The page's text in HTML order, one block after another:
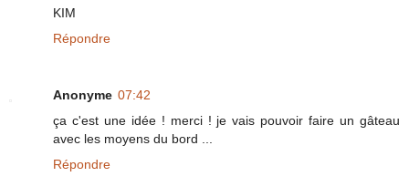
KIM
Répondre
Anonyme 07:42
ça c'est une idée ! merci ! je vais pouvoir faire un gâteau
avec les moyens du bord ...
Répondre